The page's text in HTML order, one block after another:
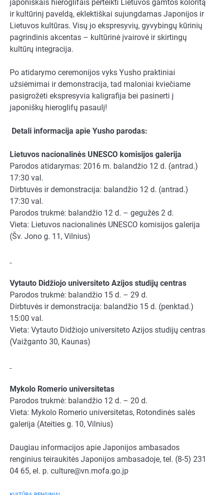
japoniškais hieroglifais perteikti Lietuvos gamtos koloritą
ir kultūrinį paveldą, eklektiškai sujungdamas Japonijos ir
Lietuvos kultūras. Visų jo ekspresyvių, gyvybingų kūrinių
pagrindinis akcentas – kultūrinė įvairovė ir skirtingų
kultūrų integracija.
Po atidarymo ceremonijos vyks Yusho praktiniai
užsiėmimai ir demonstracija, tad maloniai kviečiame
pasigrožėti ekspresyvia kaligrafija bei pasinerti į
japoniškų hieroglifų pasaulį!
Detali informacija apie Yusho parodas:
Lietuvos nacionalinės UNESCO komisijos galerija
Parodos atidarymas: 2016 m. balandžio 12 d. (antrad.)
17:30 val.
Dirbtuvės ir demonstracija: balandžio 12 d. (antrad.)
17:30 val.
Parodos trukmė: balandžio 12 d. – gegužės 2 d.
Vieta: Lietuvos nacionalinės UNESCO komisijos galerija
(Šv. Jono g. 11, Vilnius)
Vytauto Didžiojo universiteto Azijos studijų centras
Parodos trukmė: balandžio 15 d. – 29 d.
Dirbtuvės ir demonstracija: balandžio 15 d. (penktad.)
15:00 val.
Vieta: Vytauto Didžiojo universiteto Azijos studijų centras
(Vaižganto 30, Kaunas)
Mykolo Romerio universitetas
Parodos trukmė: balandžio 12 d. – 20 d.
Vieta: Mykolo Romerio universitetas, Rotondinės salės
galerija (Ateities g. 10, Vilnius)
Daugiau informacijos apie Japonijos ambasados
renginius teiraukitės Japonijos ambasadoje, tel. (8-5) 231
04 65, el. p. culture@vn.mofa.go.jp